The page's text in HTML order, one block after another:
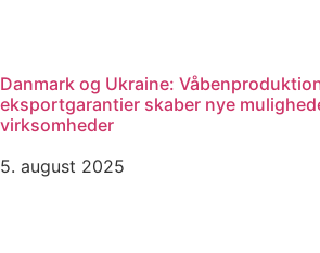
Danmark og Ukraine:
eksportgarantier skaber nye
virksomheder
5. august 2025